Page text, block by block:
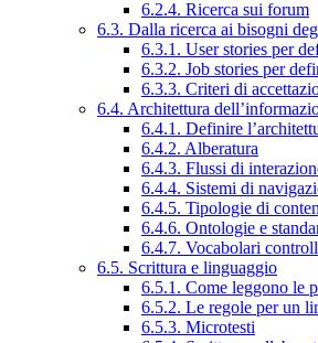
6.2.4. Ricerca sui forum
6.3. Dalla ricerca ai bisogni
6.3.1. User stories per
6.3.2. Job stories per
6.3.3. Criteri di
6.4. Architettura
6.4.1. Definire
6.4.2. Alberatura
6.4.3. Flussi di
6.4.4. Sistemi di
6.4.5. Tipologie di
6.4.6. Ontologie e
6.4.7. Vocabolari
6.5. Scrittura e linguaggio
6.5.1. Come leggono le
6.5.2. Le regole per un
6.5.3. Microtesti